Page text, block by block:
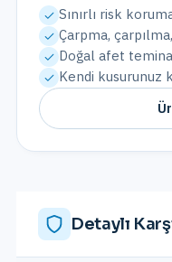
Sınırlı risk
Çarpma,
Doğal afet
Kendi kusurunuz
Detaylı